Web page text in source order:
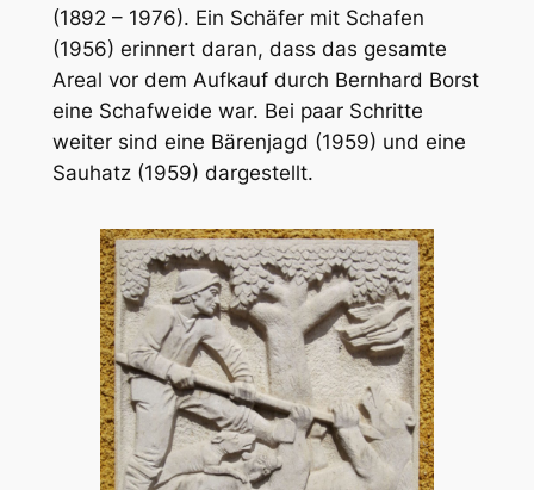
(1892 – 1976). Ein Schäfer mit Schafen
(1956) erinnert daran, dass das gesamte
Areal vor dem Aufkauf durch Bernhard Borst
eine Schafweide war. Bei paar Schritte
weiter sind eine Bärenjagd (1959) und eine
Sauhatz (1959) dargestellt.